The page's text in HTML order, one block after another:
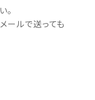
。
ールで送っても